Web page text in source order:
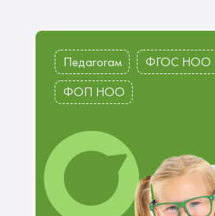
Педагогам
ФГОС НОО
ФОП НОО